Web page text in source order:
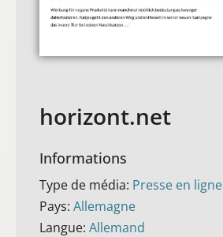
horizont.net
Informations
Type de média: Presse en ligne
Pays: Allemagne
Langue: Allemand